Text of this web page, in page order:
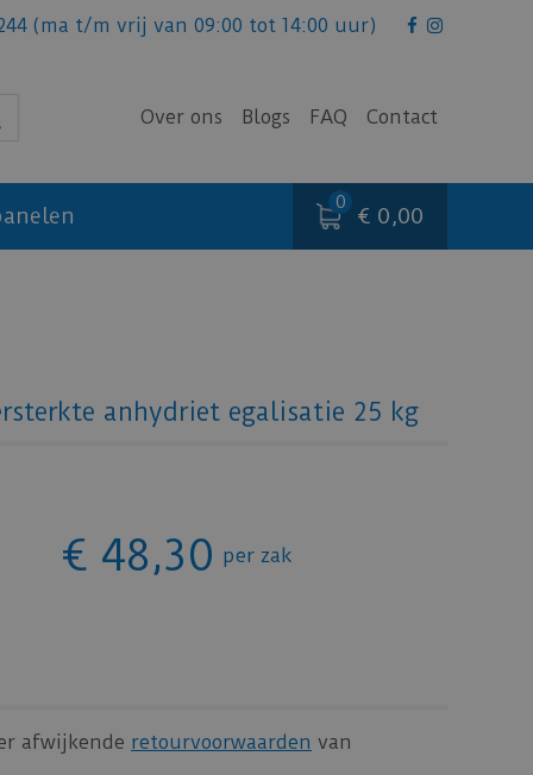
(ma t/m vrij van 09:00 tot 14:00 uur)
Over ons Blogs FAQ Contact
€ 0,00
anhydriet egalisatie 25 kg
€ 48,30 per zak
afwijkende retourvoorwaarden van